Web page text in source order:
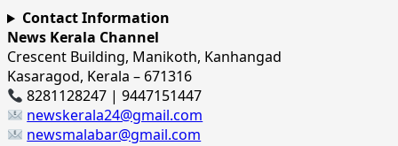
Contact Information
News Kerala Channel
Crescent Building, Manikoth, Kanhangad
Kasaragod, Kerala – 671316
8281128247 | 9447151447
newskerala24@gmail.com
newsmalabar@gmail.com